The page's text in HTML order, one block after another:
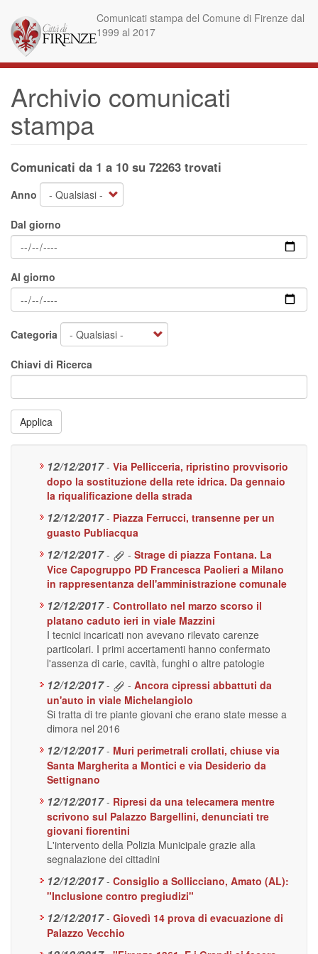
contenuto
principale
Comunicati stampa del Comune di Firenze dal
1999 al 2017
Archivio comunicati
stampa
Comunicati da 1 a 10 su 72263 trovati
Anno
Dal giorno
Al giorno
Categoria
Chiavi di Ricerca
Applica
12/12/2017 - Via Pellicceria, ripristino provvisorio
dopo la sostituzione della rete idrica. Da gennaio
la riqualificazione della strada
12/12/2017 - Piazza Ferrucci, transenne per un
guasto Publiacqua
12/12/2017 - - Strage di piazza Fontana. La
Vice Capogruppo PD Francesca Paolieri a Milano
in rappresentanza dell'amministrazione comunale
12/12/2017 - Controllato nel marzo scorso il
platano caduto ieri in viale Mazzini
I tecnici incaricati non avevano rilevato carenze
particolari. I primi accertamenti hanno confermato
l'assenza di carie, cavità, funghi o altre patologie
12/12/2017 - - Ancora cipressi abbattuti da
un'auto in viale Michelangiolo
Si tratta di tre piante giovani che erano state messe a
dimora nel 2016
12/12/2017 - Muri perimetrali crollati, chiuse via
Santa Margherita a Montici e via Desiderio da
Settignano
12/12/2017 - Ripresi da una telecamera mentre
scrivono sul Palazzo Bargellini, denunciati tre
giovani fiorentini
L'intervento della Polizia Municipale grazie alla
segnalazione dei cittadini
12/12/2017 - Consiglio a Sollicciano, Amato (AL):
"Inclusione contro pregiudizi"
12/12/2017 - Giovedì 14 prova di evacuazione di
Palazzo Vecchio